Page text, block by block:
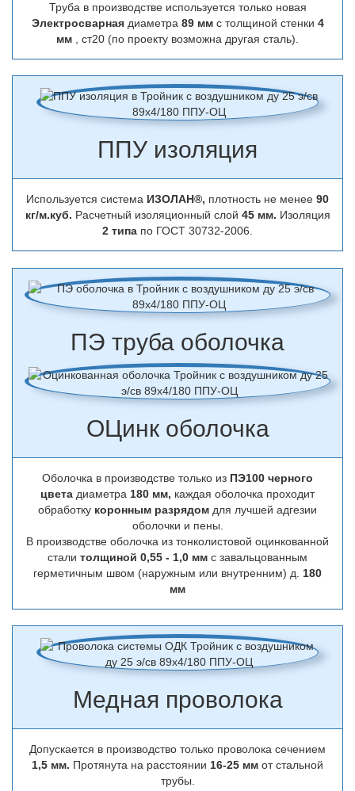
Труба в производстве используется только новая
Электросварная диаметра 89 ммс толщиной стенки 4
мм , ст20 (по проекту возможна другая сталь).
ППУ изоляция
Используется система ИЗОЛАН®, плотность не менее 90
кг/м.куб. Расчетный изоляционный слой 45 мм. Изоляция
2 типа по ГОСТ 30732-2006.
ПЭ труба оболочка
ОЦинк оболочка
Оболочка в производстве только из ПЭ100 черного
цвета диаметра 180 мм, каждая оболочка проходит
обработку коронным разрядом для лучшей адгезии
оболочки и пены.
В производстве оболочка из тонколистовой оцинкованной
стали толщиной 0,55 - 1,0 мм с завальцованным
герметичным швом (наружным или внутренним) д. 180
мм
Медная проволока
Допускается в производство только проволока сечением
1,5 мм. Протянута на расстоянии 16-25 мм от стальной
трубы.